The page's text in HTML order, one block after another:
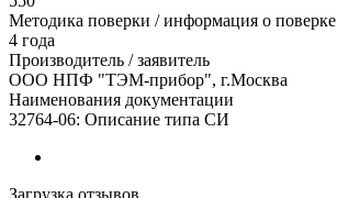
Методика поверки / информация о поверке
4 года
Производитель / заявитель
ООО НПФ "ТЭМ-прибор", г.Москва
Наименования документации
32764-06: Описание типа СИ
Загрузка отзывов...